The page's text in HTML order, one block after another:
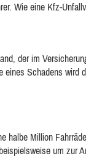
Wie eine Kfz-
der im
Schadens wird
halbe Million
um zur